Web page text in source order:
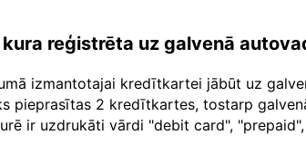
reģistrēta uz galvenā
izmantotajai kredītkartei jābūt uz
pieprasītas 2 kredītkartes, tostarp
ir uzdrukāti vārdi "debit card",